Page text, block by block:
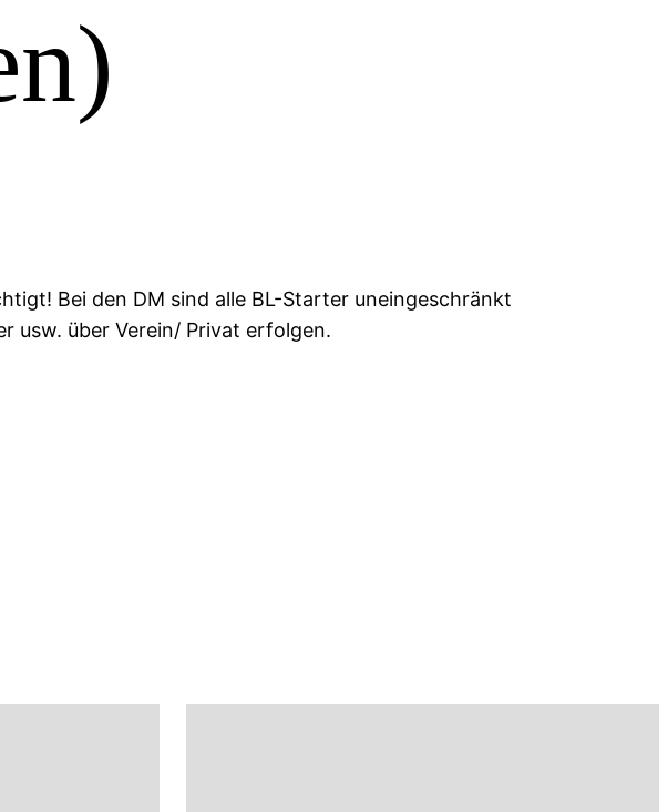
Bei den DM sind alle BL-Starter uneingeschränkt
usw. über Verein/ Privat erfolgen.